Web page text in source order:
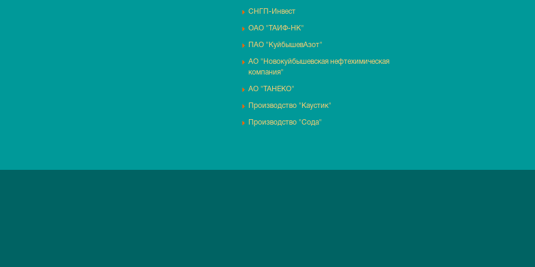
СНГП-Инвест
ОАО "ТАИФ-НК"
ПАО "КуйбышевАзот"
АО "Новокуйбышевская нефтехимическая
компания"
АО "ТАНЕКО"
Производство "Каустик"
Производство "Сода"